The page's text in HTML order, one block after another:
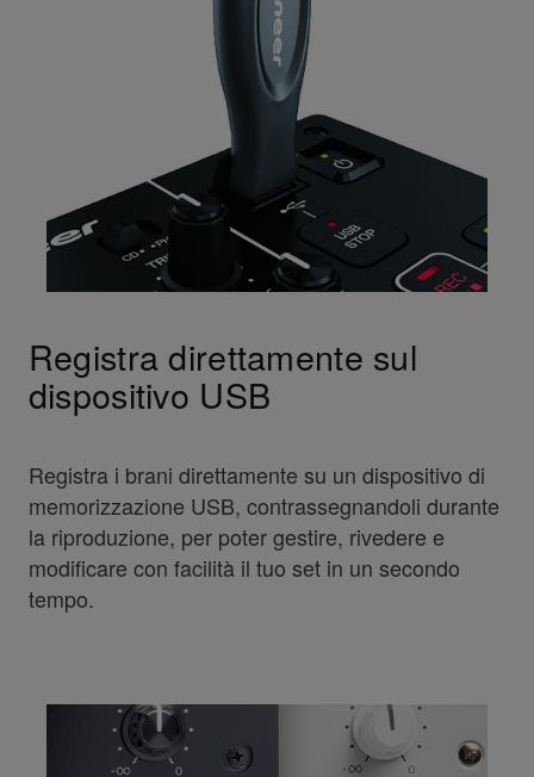
Registra direttamente sul
dispositivo USB
Registra i brani direttamente su un dispositivo di
memorizzazione USB, contrassegnandoli durante
la riproduzione, per poter gestire, rivedere e
modificare con facilità il tuo set in un secondo
tempo.